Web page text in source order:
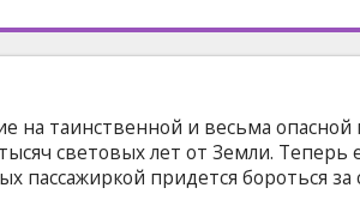
на таинственной и весьма опасной
световых лет от Земли. Теперь
пассажиркой придется бороться за